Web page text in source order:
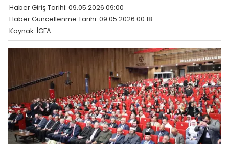
Haber Giriş Tarihi: 09.05.2026 09:00
Haber Güncellenme Tarihi: 09.05.2026 00:18
Kaynak: İGFA